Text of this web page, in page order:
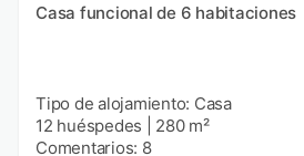
Casa funcional de 6 habitaciones
Tipo de alojamiento: Casa
12 huéspedes
280 m²
Comentarios: 8